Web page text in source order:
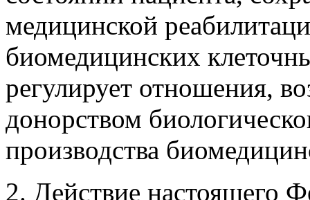
медицинской
биомедицинских
регулирует отношения,
донорством
производства
2. Действие настоящего